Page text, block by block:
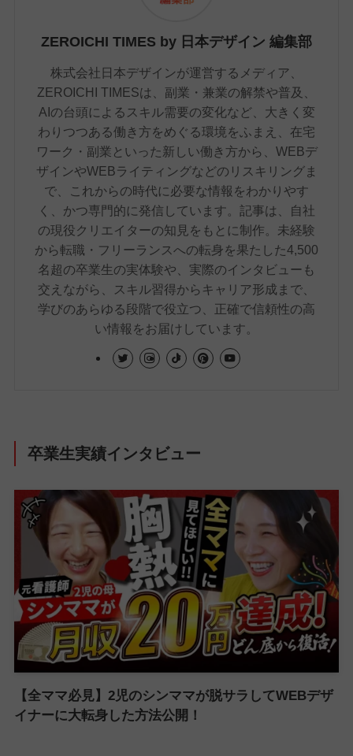
ZEROICHI TIMES by 日本デザイン 編集部
株式会社日本デザインが運営するメディア、
ZEROICHI TIMESは、副業・兼業の解禁や普及、
AIの台頭によるスキル需要の変化など、大きく変
わりつつある働き方をめぐる環境をふまえ、在宅
ワーク・副業といった新しい働き方から、WEBデ
ザインやWEBライティングなどのリスキリングま
で、これからの時代に必要な情報をわかりやす
く、かつ専門的に発信しています。記事は、自社
の現役クリエイターの知見をもとに制作。未経験
から転職・フリーランスへの転身を果たした4,500
名超の卒業生の実体験や、実際のインタビューも
交えながら、スキル習得からキャリア形成まで、
学びのあらゆる段階で役立つ、正確で信頼性の高
い情報をお届けしています。
卒業生実績インタビュー
【全ママ必見】2児のシンママが脱サラしてWEBデザ
イナーに大転身した方法公開！